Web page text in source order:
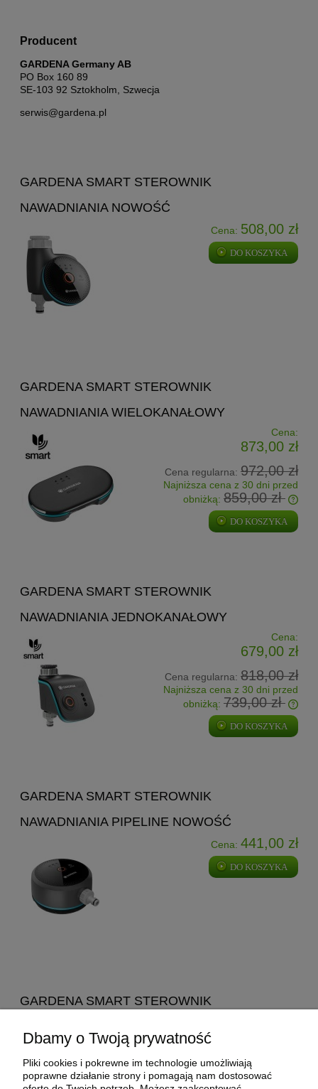
Producent
GARDENA Germany AB
PO Box 160 89
SE-103 92 Sztokholm, Szwecja
serwis@gardena.pl
GARDENA SMART STEROWNIK
NAWADNIANIA NOWOŚĆ
Cena: 508,00 zł
DO KOSZYKA
GARDENA SMART STEROWNIK
NAWADNIANIA WIELOKANAŁOWY
Cena:
873,00 zł
Cena regularna: 972,00 zł
Najniższa cena z 30 dni przed
obniżką: 859,00 zł
Jeżeli produkt jest sprzedawany krócej niż 30 dni,
wyświetlana jest najniższa cena od momentu, kiedy produkt
DO KOSZYKA
GARDENA SMART STEROWNIK
NAWADNIANIA JEDNOKANAŁOWY
Cena:
679,00 zł
Cena regularna: 818,00 zł
Najniższa cena z 30 dni przed
obniżką: 739,00 zł
Jeżeli produkt jest sprzedawany krócej niż 30 dni,
wyświetlana jest najniższa cena od momentu, kiedy produkt
DO KOSZYKA
GARDENA SMART STEROWNIK
NAWADNIANIA PIPELINE NOWOŚĆ
Cena: 441,00 zł
DO KOSZYKA
GARDENA SMART STEROWNIK
DO KOSZYKA
Dbamy o Twoją prywatność
Pliki cookies i pokrewne im technologie umożliwiają
poprawne działanie strony i pomagają nam dostosować